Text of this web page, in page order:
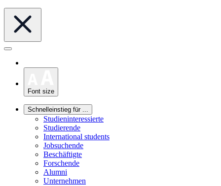
Font size
Schnelleinstieg für ...
Studieninteressierte
Studierende
International students
Jobsuchende
Beschäftigte
Forschende
Alumni
Unternehmen